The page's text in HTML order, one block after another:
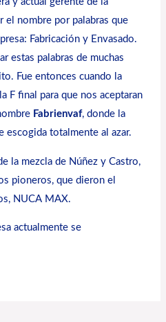
el nombre por palabras que
Fabricación y Envasado.
estas palabras de muchas
Fue entonces cuando la
F final para que nos aceptaran
Fabrienvaf, donde la
escogida totalmente al azar.
la mezcla de Núñez y Castro,
pioneros, que dieron el
NUCA MAX.
actualmente se